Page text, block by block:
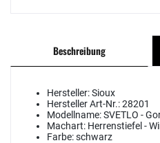
Beschreibung
Hersteller:Sioux
Hersteller Art-Nr.:28201
Modellname:SVETLO -
Machart: Herrenstiefel -
Farbe:schwarz